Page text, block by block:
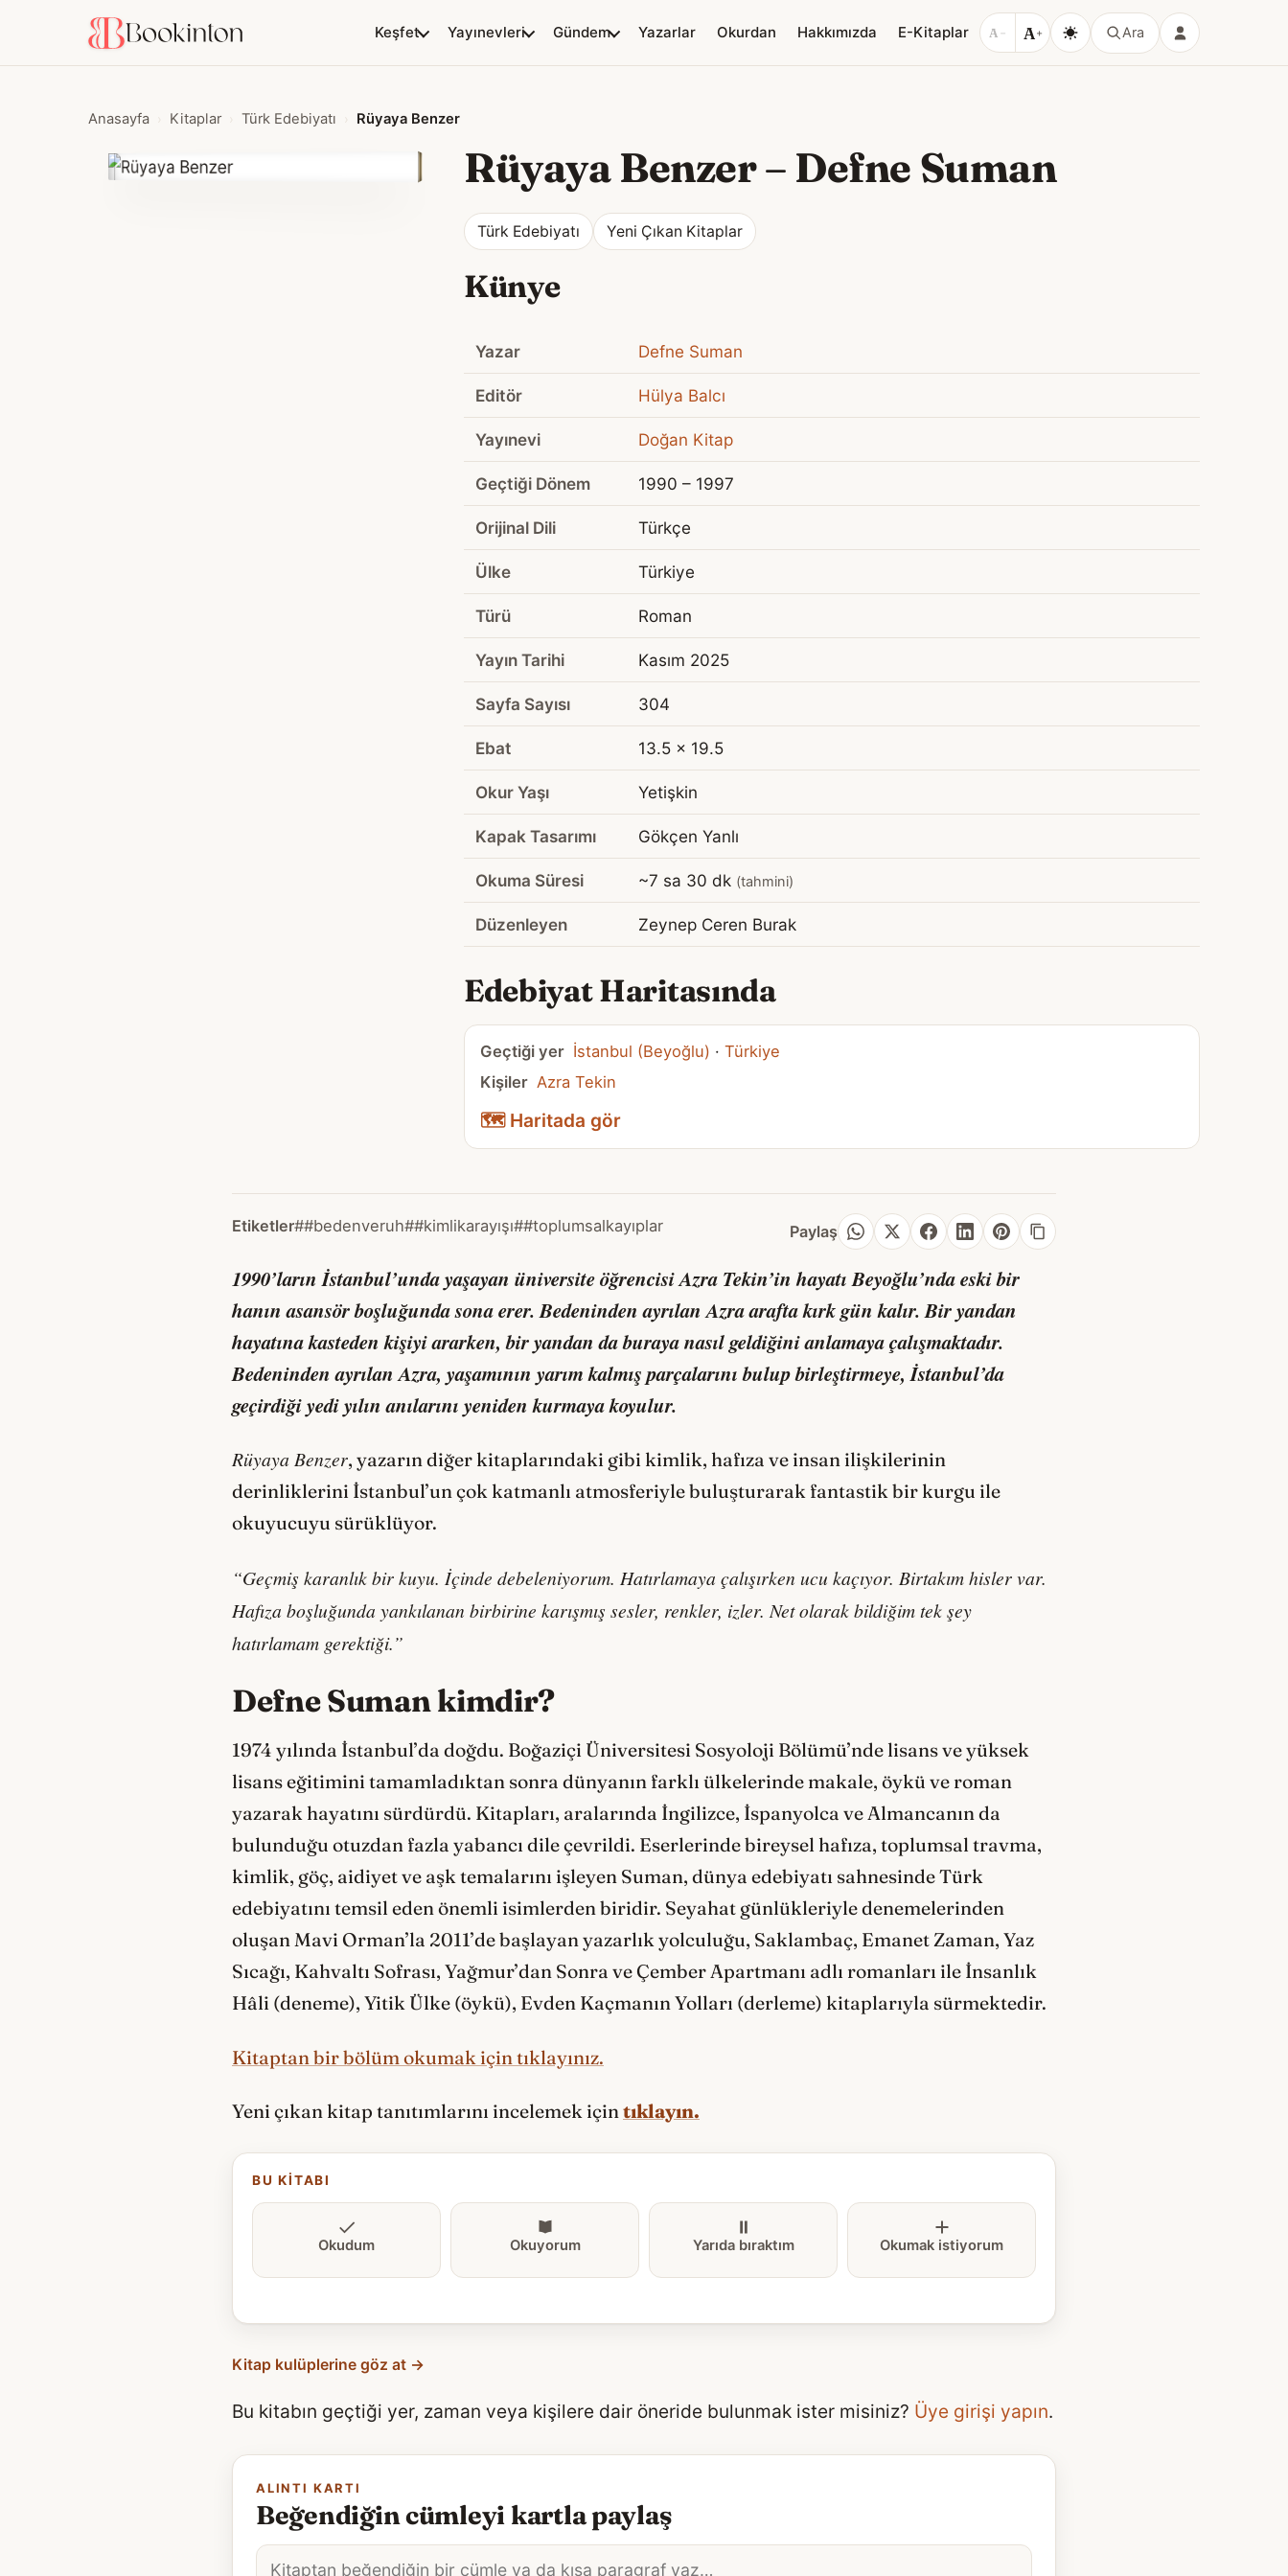
Keşfet Yayınevleri Gündem Yazarlar Okurdan Hakkımızda E-Kitaplar A − A+ Ara
Anasayfa Kitaplar Türk Edebiyatı Rüyaya Benzer
Rüyaya Benzer– Defne Suman
Türk Edebiyatı Yeni Çıkan Kitaplar
Künye
Yazar Defne Suman
Editör Hülya Balcı
Yayınevi Doğan Kitap
Geçtiği Dönem 1990 – 1997
Orijinal Dili Türkçe
Ülke Türkiye
Türü Roman
Yayın Tarihi Kasım 2025
Sayfa Sayısı 304
Ebat 13.5 x 19.5
Okur Yaşı Yetişkin
Kapak Tasarımı Gökçen Yanlı
Okuma Süresi ~7 sa 30 dk (tahmini)
Düzenleyen Zeynep Ceren Burak
Edebiyat Haritasında
Geçtiği yer İstanbul (Beyoğlu) · Türkiye
Kişiler Azra Tekin
🗺️ Haritada gör
Etiketler##bedenveruh##kimlikarayışı##toplumsalkayıplar Paylaş
1990’ların İstanbul’unda yaşayan üniversite öğrencisi Azra Tekin’in hayatı Beyoğlu’nda eski bir
hanın asansör boşluğunda sona erer. Bedeninden ayrılan Azra arafta kırk gün kalır. Bir yandan
hayatına kasteden kişiyi ararken, bir yandan da buraya nasıl geldiğini anlamaya çalışmaktadır.
Bedeninden ayrılan Azra, yaşamının yarım kalmış parçalarını bulup birleştirmeye, İstanbul’da
geçirdiği yedi yılın anılarını yeniden kurmaya koyulur.
Rüyaya Benzer, yazarın diğer kitaplarındaki gibi kimlik, hafıza ve insan ilişkilerinin
derinliklerini İstanbul’un çok katmanlı atmosferiyle buluşturarak fantastik bir kurgu ile
okuyucuyu sürüklüyor.
“Geçmiş karanlık bir kuyu. İçinde debeleniyorum. Hatırlamaya çalışırken ucu kaçıyor. Birtakım hisler var.
Hafıza boşluğunda yankılanan birbirine karışmış sesler, renkler, izler. Net olarak bildiğim tek şey
hatırlamam gerektiği.”
Defne Suman kimdir?
1974 yılında İstanbul’da doğdu. Boğaziçi Üniversitesi Sosyoloji Bölümü’nde lisans ve yüksek
lisans eğitimini tamamladıktan sonra dünyanın farklı ülkelerinde makale, öykü ve roman
yazarak hayatını sürdürdü. Kitapları, aralarında İngilizce, İspanyolca ve Almancanın da
bulunduğu otuzdan fazla yabancı dile çevrildi. Eserlerinde bireysel hafıza, toplumsal travma,
kimlik, göç, aidiyet ve aşk temalarını işleyen Suman, dünya edebiyatı sahnesinde Türk
edebiyatını temsil eden önemli isimlerden biridir. Seyahat günlükleriyle denemelerinden
oluşan Mavi Orman’la 2011’de başlayan yazarlık yolculuğu, Saklambaç, Emanet Zaman, Yaz
Sıcağı, Kahvaltı Sofrası, Yağmur’dan Sonra ve Çember Apartmanı adlı romanları ile İnsanlık
Hâli (deneme), Yitik Ülke (öykü), Evden Kaçmanın Yolları (derleme) kitaplarıyla sürmektedir.
Kitaptan bir bölüm okumak için tıklayınız.
Yeni çıkan kitap tanıtımlarını incelemek içintıklayın.
BU KITABI
Okudum Okuyorum Yarıda bıraktım Okumak istiyorum
Kitap kulüplerine göz at →
Bu kitabın geçtiği yer, zaman veya kişilere dair öneride bulunmak ister misiniz? Üye girişi yapın.
ALINTI KARTI
Beğendiğin cümleyi kartla paylaş
Alıntı